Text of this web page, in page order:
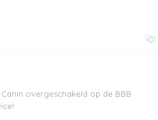
overgeschakeld op de BBB